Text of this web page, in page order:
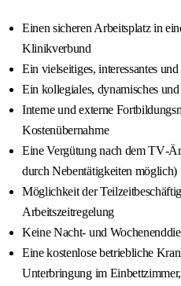
Einen sicheren Arbeitsplatz in
Klinikverbund
Ein vielseitiges, interessantes
Ein kollegiales, dynamisches
Interne und externe
Kostenübernahme
Eine Vergütung nach dem
durch Nebentätigkeiten
Möglichkeit der
Arbeitszeitregelung
Keine Nacht- und
Eine kostenlose betriebliche
Unterbringung im